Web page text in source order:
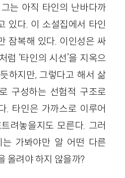
는 아직 타인의 난바다까
있다. 이 소설집에서 타인
잠복해 있다. 이인성은 싸
럼 ‘타인의 시선’을 지옥으
하지만, 그렇다고 해서 삶
구성하는 선험적 구조로
. 타인은 가까스로 이루어
려놓을지도 모른다. 그러
는 가봐야만 알 어떤 다른
올려야 하지 않을까?